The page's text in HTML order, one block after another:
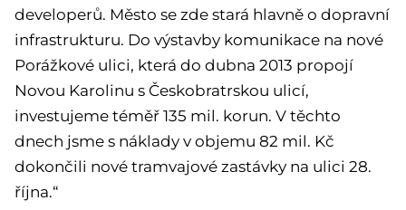
developerů. Město se zde stará hlavně o dopravní
infrastrukturu. Do výstavby komunikace na nové
Porážkové ulici, která do dubna 2013 propojí
Novou Karolinu s Českobratrskou ulicí,
investujeme téměř 135 mil. korun. V těchto
dnech jsme s náklady v objemu 82 mil. Kč
dokončili nové tramvajové zastávky na ulici 28.
října.“